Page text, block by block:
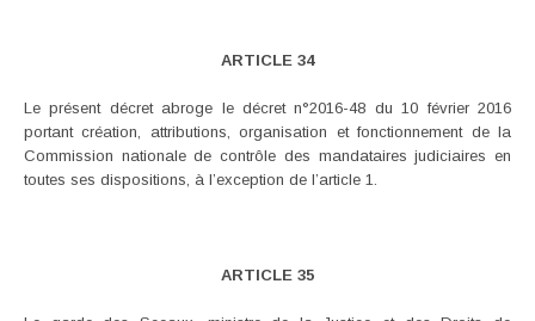
ARTICLE 34
Le présent décret abroge le décret n°2016-48 du 10 février 2016
portant création, attributions, organisation et fonctionnement de la
Commission nationale de contrôle des mandataires judiciaires en
toutes ses dispositions, à l’exception de l’article 1.
ARTICLE 35